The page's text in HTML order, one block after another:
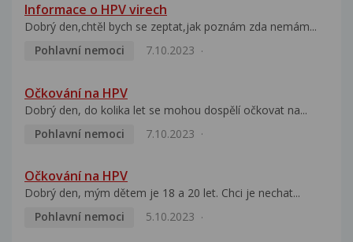
Informace o HPV virech
Dobrý den,chtěl bych se zeptat,jak poznám zda nemám...
Pohlavní nemoci
7.10.2023
Očkování na HPV
Dobrý den, do kolika let se mohou dospělí očkovat na...
Pohlavní nemoci
7.10.2023
Očkování na HPV
Dobrý den, mým dětem je 18 a 20 let. Chci je nechat...
Pohlavní nemoci
5.10.2023